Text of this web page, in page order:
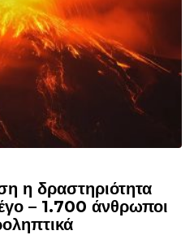
η δραστηριότητα
– 1.700 άνθρωποι